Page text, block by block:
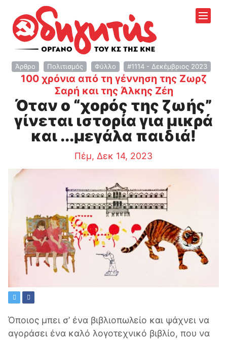
Άρθρο Πολιτισμός Φύλλο #1114 - Δεκέμβριος 2023
100 χρόνια από τη γέννηση της Ζωρζ
Σαρή και της Άλκης Ζέη:
Όταν ο “χορός της ζωής”
γίνεται ιστορία για μικρά
και ...μεγάλα παιδιά!
Πέμ, Δεκ 14, 2023
Όποιος μπει σ’ ένα βιβλιοπωλείο και ψάχνει να
αγοράσει ένα καλό λογοτεχνικό βιβλίο, που να